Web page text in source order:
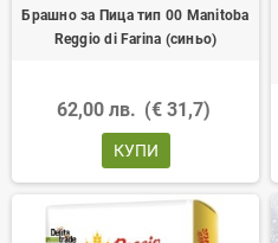
Брашно за Пица тип 00 Manitoba
Reggio di Farina (синьо)
62,00 лв. (€ 31,7)
КУПИ